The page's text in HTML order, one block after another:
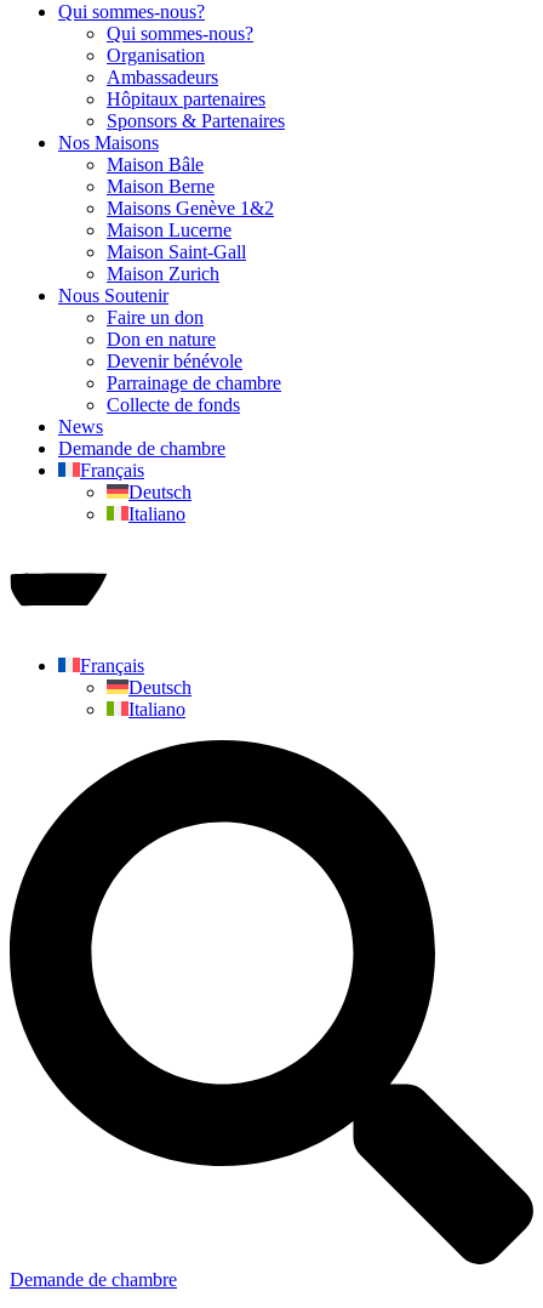
Qui sommes-nous?
Qui sommes-nous?
Organisation
Ambassadeurs
Hôpitaux partenaires
Sponsors & Partenaires
Nos Maisons
Maison Bâle
Maison Berne
Maisons Genève 1&2
Maison Lucerne
Maison Saint-Gall
Maison Zurich
Nous Soutenir
Faire un don
Don en nature
Devenir bénévole
Parrainage de chambre
Collecte de fonds
News
Demande de chambre
Français
Deutsch
Italiano
Français
Deutsch
Italiano
Demande de chambre